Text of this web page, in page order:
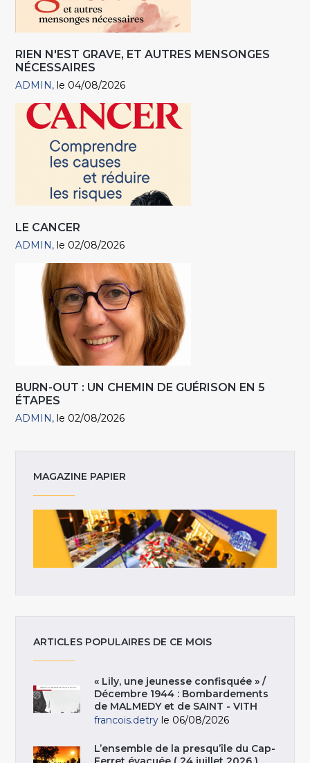
RIEN N'EST GRAVE, ET AUTRES MENSONGES
NÉCESSAIRES
ADMIN le 04/08/2026
LE CANCER
ADMIN le 02/08/2026
BURN-OUT : UN CHEMIN DE GUÉRISON EN 5
ÉTAPES
ADMIN le 02/08/2026
MAGAZINE PAPIER
ARTICLES POPULAIRES DE CE MOIS
« Lily, une jeunesse confisquée » /
Décembre 1944 : Bombardements
de MALMEDY et de SAINT - VITH
francois.detry le 06/08/2026
L’ensemble de la presqu’île du Cap-